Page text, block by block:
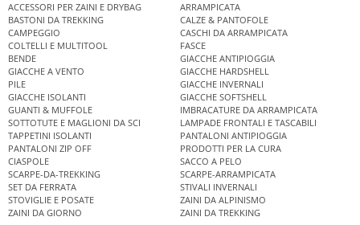
ACCESSORI PER ZAINI E DRYBAG
ARRAMPICATA
BASTONI DA TREKKING
CALZE & PANTOFOLE
CAMPEGGIO
CASCHI DA ARRAMPICATA
COLTELLI E MULTITOOL
FASCE
BENDE
GIACCHE ANTIPIOGGIA
GIACCHE A VENTO
GIACCHE HARDSHELL
PILE
GIACCHE INVERNALI
GIACCHE ISOLANTI
GIACCHE SOFTSHELL
GUANTI & MUFFOLE
IMBRACATURE DA ARRAMPICATA
SOTTOTUTE E MAGLIONI DA SCI
LAMPADE FRONTALI E TASCABILI
TAPPETINI ISOLANTI
PANTALONI ANTIPIOGGIA
PANTALONI ZIP OFF
PRODOTTI PER LA CURA
CIASPOLE
SACCO A PELO
SCARPE-DA-TREKKING
SCARPE-ARRAMPICATA
SET DA FERRATA
STIVALI INVERNALI
STOVIGLIE E POSATE
ZAINI DA ALPINISMO
ZAINI DA GIORNO
ZAINI DA TREKKING